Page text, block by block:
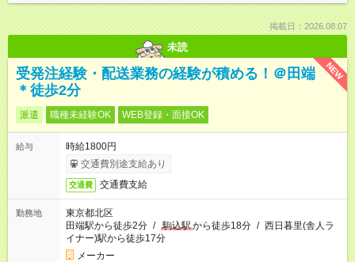
掲載日：2026.08.07
未読
NEW
受発注経験・配送業務の経験が積める！＠田端
＊徒歩2分
派遣 職種未経験OK WEB登録・面接OK
給与
時給1800円
交通費別途支給あり
交通費 交通費支給
勤務地
東京都北区
田端駅から徒歩2分 / 駒込駅から徒歩18分 / 西日暮里(舎人ラ
イナー)駅から徒歩17分
メーカー